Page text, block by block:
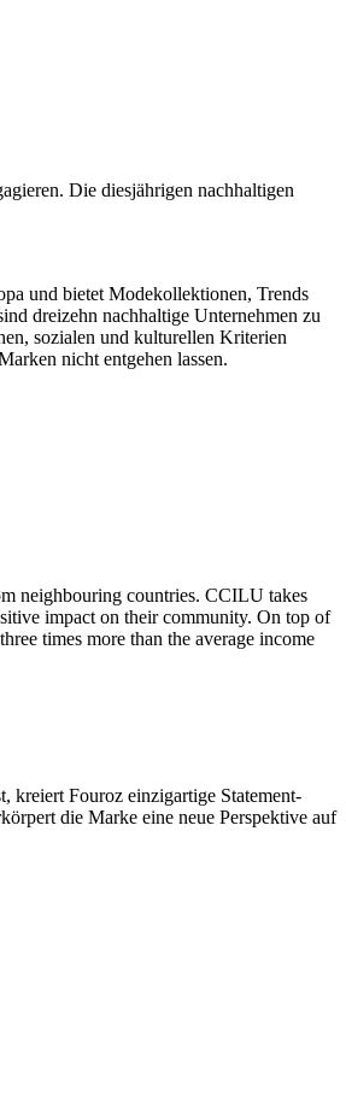
Die diesjährigen nachhaltigen
und bietet Modekollektionen, Trends
dreizehn nachhaltige Unternehmen zu
sozialen und kulturellen Kriterien
nicht entgehen lassen.
neighbouring countries. CCILU takes
impact on their community. On top of
times more than the average income
kreiert Fouroz einzigartige Statement-
die Marke eine neue Perspektive auf